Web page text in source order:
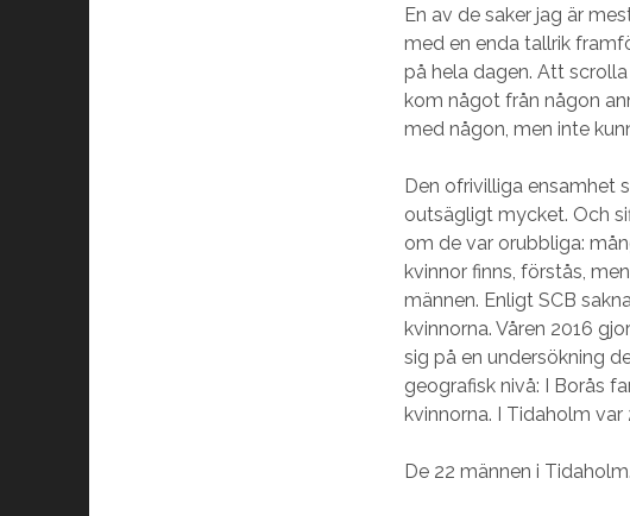
En av de saker jag är
med en enda tallrik
på hela dagen. Att
kom något från någon
med någon, men inte
Den ofrivilliga ensamhet
outsägligt mycket. Och
om de var orubbliga:
kvinnor finns, förstås,
männen. Enligt SCB
kvinnorna. Våren 2016
sig på en undersökning
geografisk nivå: I Borås
kvinnorna. I Tidaholm
De 22 männen i